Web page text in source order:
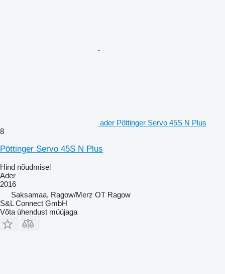
ader Pöttinger Servo 45S N Plus
8
Pöttinger Servo 45S N Plus
Hind nõudmisel
Ader
2016
Saksamaa, Ragow/Merz OT Ragow
S&L Connect GmbH
Võta ühendust müüjaga